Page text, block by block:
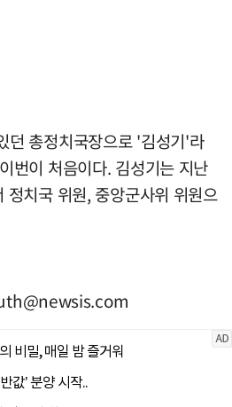
던 총정치국장으로 '김성기'라
번이 처음이다. 김성기는 지난
정치국 위원, 중앙군사위 위원으